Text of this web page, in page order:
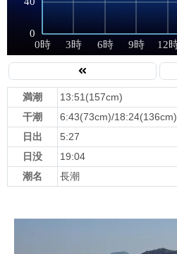
満潮
13:51(157cm)
干潮
6:43(73cm)/18:24(136cm)
日出
5:27
日没
19:04
潮名
長潮